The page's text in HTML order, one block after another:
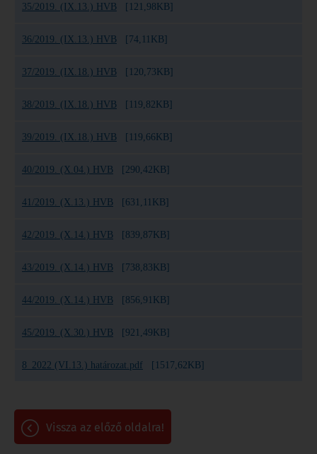
35/2019. (IX.13.) HVB [121,98KB]
36/2019. (IX.13.) HVB [74,11KB]
37/2019. (IX.18.) HVB [120,73KB]
38/2019. (IX.18.) HVB [119,82KB]
39/2019. (IX.18.) HVB [119,66KB]
40/2019. (X.04.) HVB [290,42KB]
41/2019. (X.13.) HVB [631,11KB]
42/2019. (X.14.) HVB [839,87KB]
43/2019. (X.14.) HVB [738,83KB]
44/2019. (X.14.) HVB [856,91KB]
45/2019. (X.30.) HVB [921,49KB]
8_2022 (VI.13.) határozat.pdf [1517,62KB]
vissza az előző oldalra!